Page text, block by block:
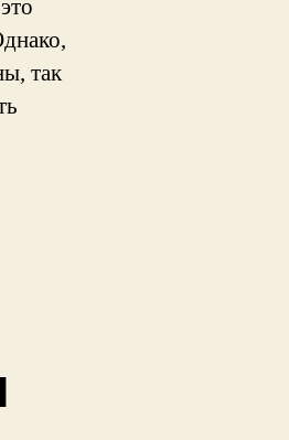
так